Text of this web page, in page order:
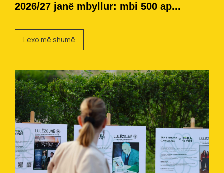
2026/27 janë mbyllur: mbi 500 ap...
Lexo më shumë